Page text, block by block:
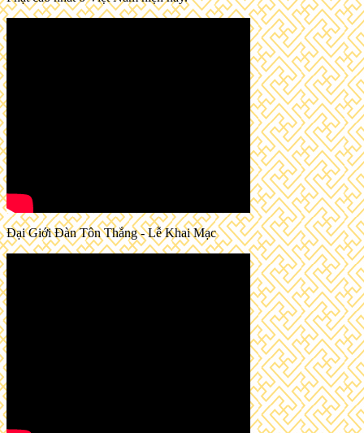
Đại Giới Đàn Tôn Thắng - Lễ Khai Mạc